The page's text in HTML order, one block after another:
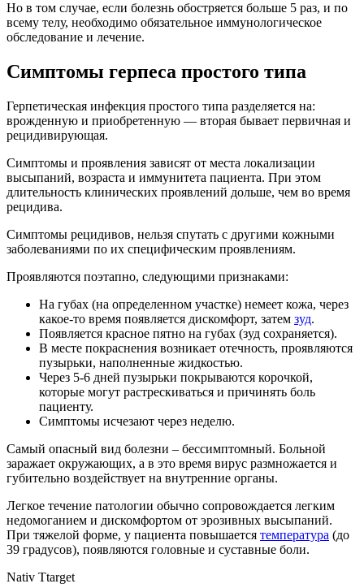
Но в том случае, если болезнь обостряется больше 5 раз, и по
всему телу, необходимо обязательное иммунологическое
обследование и лечение.
Симптомы герпеса простого типа
Герпетическая инфекция простого типа разделяется на:
врожденную и приобретенную — вторая бывает первичная и
рецидивирующая.
Симптомы и проявления зависят от места локализации
высыпаний, возраста и иммунитета пациента. При этом
длительность клинических проявлений дольше, чем во время
рецидива.
Симптомы рецидивов, нельзя спутать с другими кожными
заболеваниями по их специфическим проявлениям.
Проявляются поэтапно, следующими признаками:
На губах (на определенном участке) немеет кожа, через
какое-то время появляется дискомфорт, затем зуд.
Появляется красное пятно на губах (зуд сохраняется).
В месте покраснения возникает отечность, проявляются
пузырьки, наполненные жидкостью.
Через 5-6 дней пузырьки покрываются корочкой,
которые могут растрескиваться и причинять боль
пациенту.
Симптомы исчезают через неделю.
Самый опасный вид болезни – бессимптомный. Больной
заражает окружающих, а в это время вирус размножается и
губительно воздействует на внутренние органы.
Легкое течение патологии обычно сопровождается легким
недомоганием и дискомфортом от эрозивных высыпаний.
При тяжелой форме, у пациента повышается температура (до
39 градусов), появляются головные и суставные боли.
Nativ Ttarget